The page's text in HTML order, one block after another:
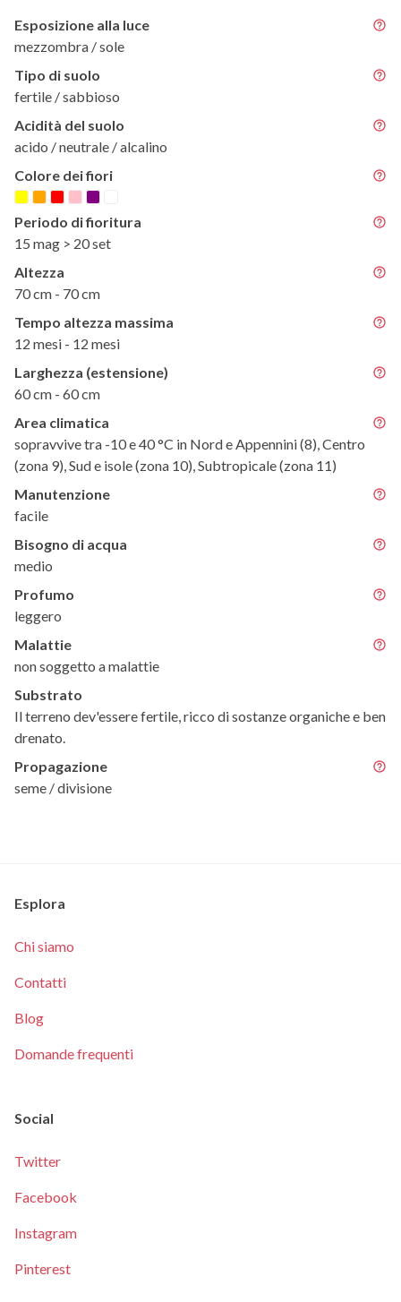
Esposizione alla luce
mezzombra / sole
Tipo di suolo
fertile / sabbioso
Acidità del suolo
acido / neutrale / alcalino
Colore dei fiori
Periodo di fioritura
15 mag > 20 set
Altezza
70 cm - 70 cm
Tempo altezza massima
12 mesi - 12 mesi
Larghezza (estensione)
60 cm - 60 cm
Area climatica
sopravvive tra -10 e 40 °C in Nord e Appennini (8), Centro
(zona 9), Sud e isole (zona 10), Subtropicale (zona 11)
Manutenzione
facile
Bisogno di acqua
medio
Profumo
leggero
Malattie
non soggetto a malattie
Substrato
Il terreno dev'essere fertile, ricco di sostanze organiche e ben
drenato.
Propagazione
seme / divisione
Esplora
Chi siamo
Contatti
Blog
Domande frequenti
Social
Twitter
Facebook
Instagram
Pinterest